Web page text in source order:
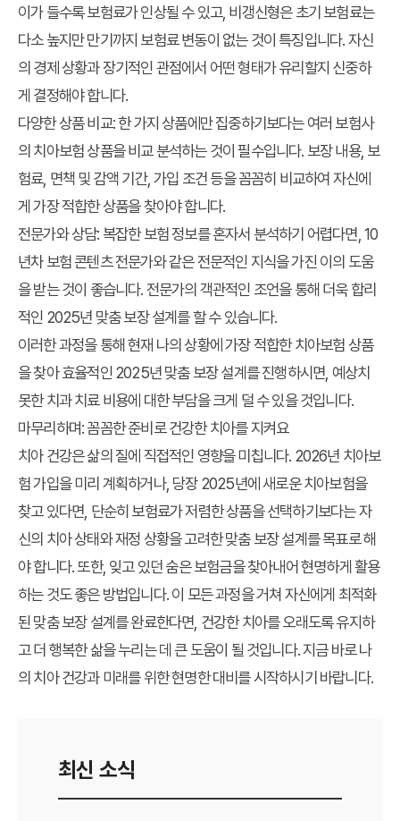
이가 들수록 보험료가 인상될 수 있고, 비갱신형은 초기 보험료는
다소 높지만 만기까지 보험료 변동이 없는 것이 특징입니다. 자신
의 경제 상황과 장기적인 관점에서 어떤 형태가 유리할지 신중하
게 결정해야 합니다.
다양한 상품 비교:한 가지 상품에만 집중하기보다는 여러 보험사
의 치아보험 상품을 비교 분석하는 것이 필수입니다. 보장 내용, 보
험료, 면책 및 감액 기간, 가입 조건 등을 꼼꼼히 비교하여 자신에
게 가장 적합한 상품을 찾아야 합니다.
전문가와 상담: 복잡한 보험 정보를 혼자서 분석하기 어렵다면, 10
년차 보험 콘텐츠 전문가와 같은 전문적인 지식을 가진 이의 도움
을 받는 것이 좋습니다. 전문가의 객관적인 조언을 통해 더욱 합리
적인 2025년 맞춤 보장 설계를 할 수 있습니다.
이러한 과정을 통해 현재 나의 상황에 가장 적합한 치아보험 상품
을 찾아 효율적인 2025년 맞춤 보장 설계를 진행하시면, 예상치
못한 치과 치료 비용에 대한 부담을 크게 덜 수 있을 것입니다.
마무리하며: 꼼꼼한 준비로 건강한 치아를 지켜요
치아 건강은 삶의 질에 직접적인 영향을 미칩니다. 2026년 치아보
험 가입을 미리 계획하거나, 당장 2025년에 새로운 치아보험을
찾고 있다면, 단순히 보험료가 저렴한 상품을 선택하기보다는 자
신의 치아 상태와 재정 상황을 고려한 맞춤 보장 설계를 목표로 해
야 합니다. 또한, 잊고 있던 숨은 보험금을 찾아내어 현명하게 활용
하는 것도 좋은 방법입니다. 이 모든 과정을 거쳐 자신에게 최적화
된 맞춤 보장 설계를 완료한다면, 건강한 치아를 오래도록 유지하
고 더 행복한 삶을 누리는 데 큰 도움이 될 것입니다. 지금 바로 나
의 치아 건강과 미래를 위한 현명한 대비를 시작하시기 바랍니다.
최신 소식